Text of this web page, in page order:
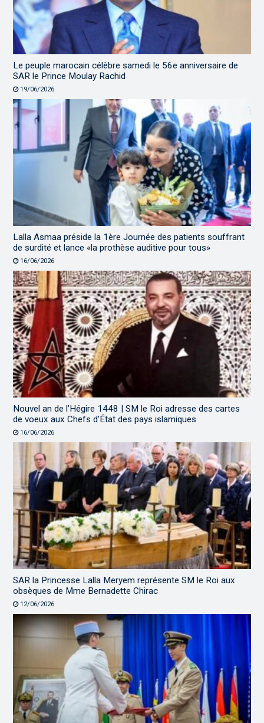
Le peuple marocain célèbre samedi le 56e anniversaire de
SAR le Prince Moulay Rachid
19/06/2026
Lalla Asmaa préside la 1ère Journée des patients souffrant
de surdité et lance «la prothèse auditive pour tous»
16/06/2026
Nouvel an de l’Hégire 1448 | SM le Roi adresse des cartes
de voeux aux Chefs d’État des pays islamiques
16/06/2026
SAR la Princesse Lalla Meryem représente SM le Roi aux
obsèques de Mme Bernadette Chirac
12/06/2026